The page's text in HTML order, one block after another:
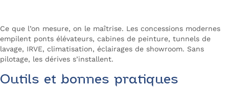
Ce que l’on mesure, on le maîtrise. Les concessions modernes
empilent ponts élévateurs, cabines de peinture, tunnels de
lavage, IRVE, climatisation, éclairages de showroom. Sans
pilotage, les dérives s’installent.
Outils et bonnes pratiques